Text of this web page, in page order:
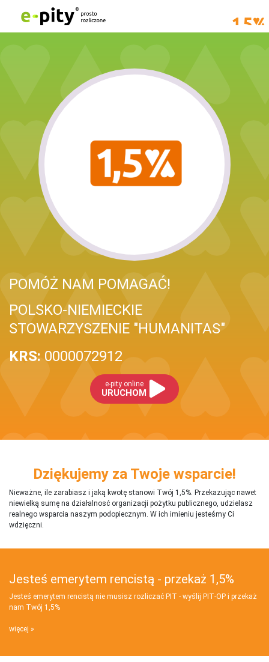
POMÓŻ NAM POMAGAĆ!
POLSKO-NIEMIECKIE
STOWARZYSZENIE "HUMANITAS"
KRS: 0000072912
e-pity online
URUCHOM
Dziękujemy za Twoje wsparcie!
Nieważne, ile zarabiasz i jaką kwotę stanowi Twój 1,5%. Przekazując nawet
niewielką sumę na działalnosć organizacji pożytku publicznego, udzielasz
realnego wsparcia naszym podopiecznym. W ich imieniu jesteśmy Ci
wdzięczni.
Jesteś emerytem rencistą - przekaż 1,5%
Jesteś emerytem rencistą nie musisz rozliczać PIT - wyślij PIT‑OP i przekaż
nam Twój 1,5%
więcej